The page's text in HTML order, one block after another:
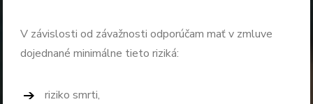
V závislosti od závažnosti odporúčam mať v zmluve
dojednané minimálne tieto riziká:
riziko smrti,